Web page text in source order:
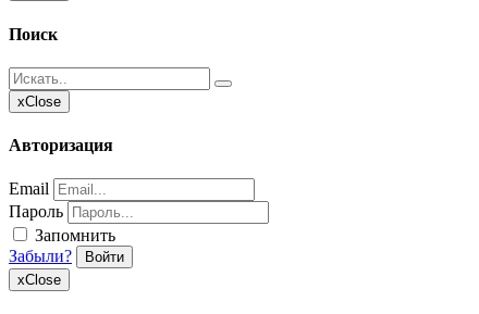
Поиск
xClose
Авторизация
Email
Пароль
Запомнить
Забыли?
Войти
xClose